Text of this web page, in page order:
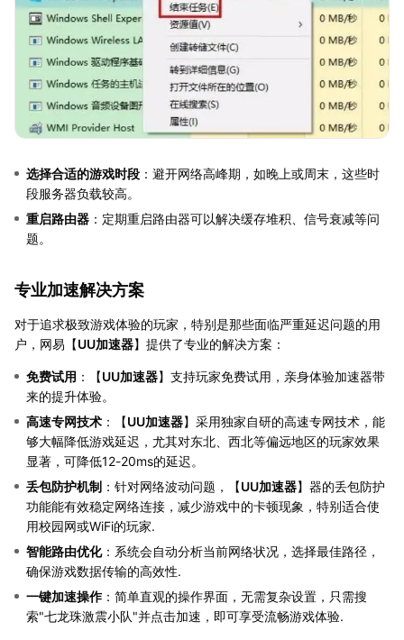
选择合适的游戏时段 ：避开网络高峰期，如晚上或周末，这些时
段服务器负载较高。
重启路由器 ：定期重启路由器可以解决缓存堆积、信号衰减等问
题。
专业加速解决方案
对于追求极致游戏体验的玩家，特别是那些面临严重延迟问题的用
户，网易【UU加速器】提供了专业的解决方案：
免费试用 ：【UU加速器】支持玩家免费试用，亲身体验加速器带
来的提升体验。
高速专网技术 ：【UU加速器】采用独家自研的高速专网技术，能
够大幅降低游戏延迟，尤其对东北、西北等偏远地区的玩家效果
显著，可降低12-20ms的延迟。
丢包防护机制 ：针对网络波动问题，【UU加速器】器的丢包防护
功能能有效稳定网络连接，减少游戏中的卡顿现象，特别适合使
用校园网或WiFi的玩家.
智能路由优化：系统会自动分析当前网络状况，选择最佳路径，
确保游戏数据传输的高效性.
一键加速操作：简单直观的操作界面，无需复杂设置，只需搜
索"七龙珠激震小队"并点击加速，即可享受流畅游戏体验.